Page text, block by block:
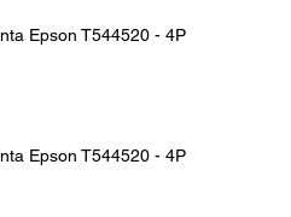
Epson T544520 - 4P
Epson T544520 - 4P